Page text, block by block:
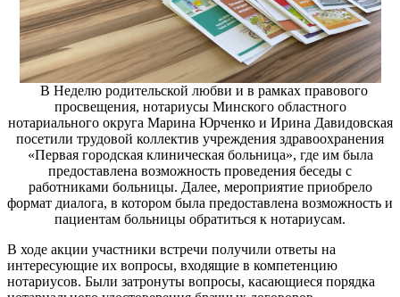
В Неделю родительской любви и в рамках правового
просвещения, нотариусы Минского областного
нотариального округа Марина Юрченко и Ирина Давидовская
посетили трудовой коллектив учреждения здравоохранения
«Первая городская клиническая больница», где им была
предоставлена возможность проведения беседы с
работниками больницы. Далее, мероприятие приобрело
формат диалога, в котором была предоставлена возможность и
пациентам больницы обратиться к нотариусам.
В ходе акции участники встречи получили ответы на
интересующие их вопросы, входящие в компетенцию
нотариусов. Были затронуты вопросы, касающиеся порядка